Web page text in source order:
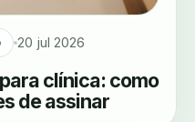
20 jul 2026
clínica: como
de assinar